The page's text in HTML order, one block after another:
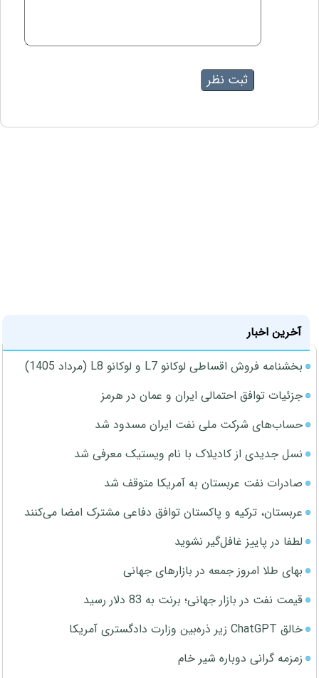
آخرین اخبار
بخشنامه فروش اقساطی لوکانو L7 و لوکانو L8 (مرداد 1405)
جزئیات توافق احتمالی ایران و عمان در هرمز
حساب‌های شرکت ملی نفت ایران مسدود شد
نسل جدیدی از کادیلاک با نام ویستیک معرفی شد
صادرات نفت عربستان به آمریکا متوقف شد
عربستان، ترکیه و پاکستان توافق دفاعی مشترک امضا می‌کنند
لطفا در پاییز غافل‌گیر نشوید
بهای طلا امروز جمعه در بازارهای جهانی
قیمت نفت در بازار جهانی؛ برنت به 83 دلار رسید
خالق ChatGPT زیر ذره‌بین وزارت دادگستری آمریکا
زمزمه گرانی دوباره شیر خام